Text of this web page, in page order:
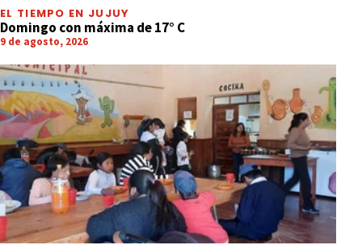
EL TIEMPO EN JUJUY
Domingo con máxima de 17° C
9 de agosto, 2026